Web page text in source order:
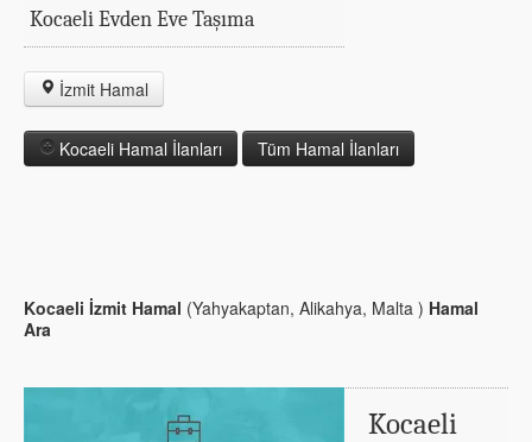
Kocaeli Evden Eve Taşıma
İzmit Hamal
Kocaeli Hamal İlanları Tüm Hamal İlanları
Kocaeli İzmit Hamal (Yahyakaptan, Alikahya, Malta ) Hamal
Ara
Kocaeli